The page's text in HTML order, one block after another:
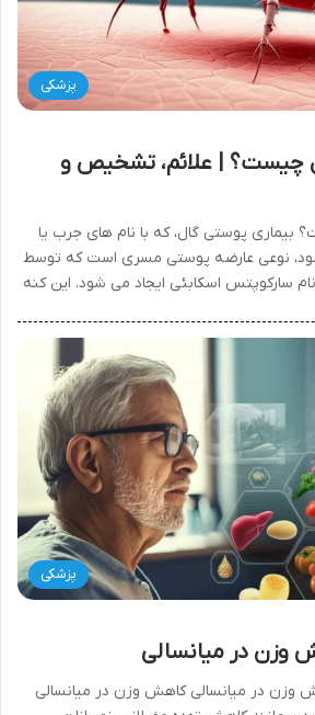
پزشکی
چیست؟ | علائم، تشخیص و
بیماری پوستی گال، که با نام های جرب یا
نوعی عارضه پوستی مسری است که توسط
سارکوپتس اسکابئی ایجاد می شود. این کنه
پزشکی
وزن در میانسالی کاهش وزن در میانسالی